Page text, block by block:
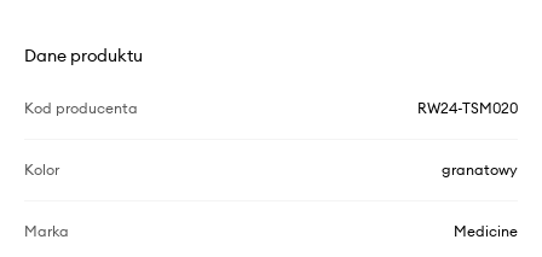
Dane produktu
Kod producenta RW24-TSM020
Kolor granatowy
Marka Medicine